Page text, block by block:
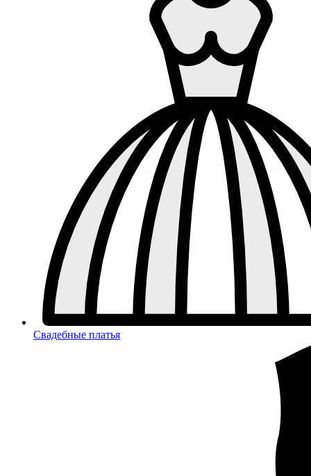
Свадебные платья